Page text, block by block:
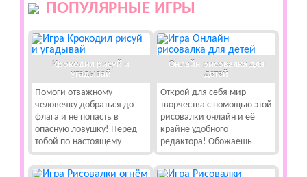
ПОПУЛЯРНЫЕ ИГРЫ
Крокодил рисуй и
угадывай
Помоги отважному
человечку добраться до
флага и не попасть в
опасную ловушку! Перед
тобой по-настоящему
Онлайн рисовалка для
детей
Открой для себя мир
творчества с помощью этой
рисовалки онлайн и её
крайне удобного
редактора! Обожаешь